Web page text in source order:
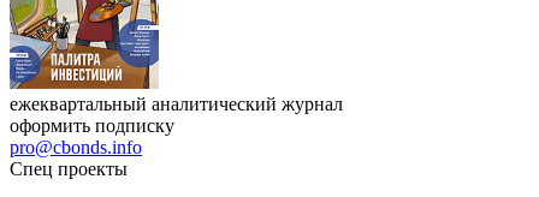
ежеквартальный аналитический журнал
оформить подписку
pro@cbonds.info
Спец проекты